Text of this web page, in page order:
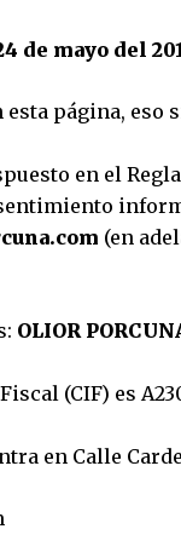
de mayo del
esta página,
en el
(en
OLIOR
(CIF) es
en Calle